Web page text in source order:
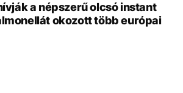
a népszerű olcsó instant
okozott több európai